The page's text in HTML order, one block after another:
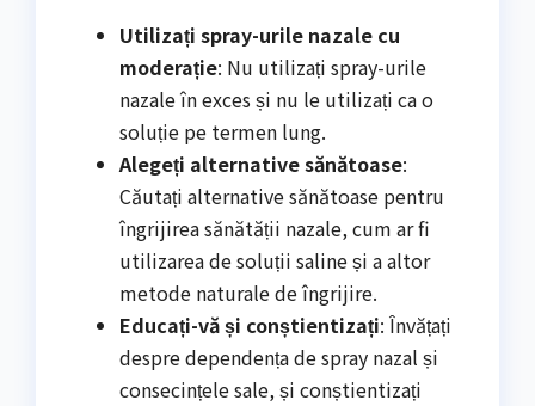
Utilizați spray-urile nazale cu
moderație: Nu utilizați spray-urile
nazale în exces și nu le utilizați ca o
soluție pe termen lung.
Alegeți alternative sănătoase:
Căutați alternative sănătoase pentru
îngrijirea sănătății nazale, cum ar fi
utilizarea de soluții saline și a altor
metode naturale de îngrijire.
Educați-vă și conștientizați: Învățați
despre dependența de spray nazal și
consecințele sale, și conștientizați